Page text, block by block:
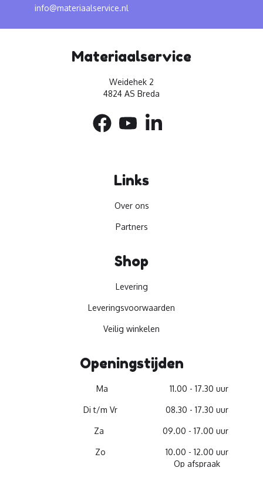
info@materiaalservice.nl
Materiaalservice
Weidehek 2
4824 AS Breda
Links
Over ons
Partners
Shop
Levering
Leveringsvoorwaarden
Veilig winkelen
Openingstijden
Ma 11.00 - 17.30 uur
Di t/m Vr 08.30 - 17.30 uur
Za 09.00 - 17.00 uur
Zo
10.00 - 12.00 uur
Op afspraak